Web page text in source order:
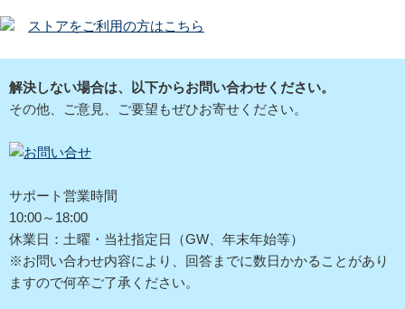
ストアをご利用の方はこちら
解決しない場合は、以下からお問い合わせください。
その他、ご意見、ご要望もぜひお寄せください。
サポート営業時間
10:00～18:00
休業日：土曜・当社指定日（GW、年末年始等）
※お問い合わせ内容により、回答までに数日かかることがあり
ますので何卒ご了承ください。